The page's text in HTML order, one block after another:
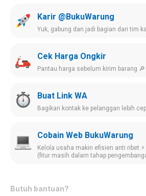
Karir @BukuWarung
Yuk, gabung dan jadi bagian dari tim
Cek Harga Ongkir
Pantau harga sebelum kirim barang 🔎
Buat Link WA
Bagikan kontak ke pelanggan lebih
Cobain Web BukuWarung
Kelola usaha makin efisien anti ribet ⚡️
(fitur masih dalam tahap
Butuh bantuan?